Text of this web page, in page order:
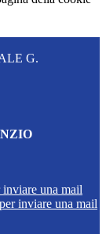
G.
una mail
inviare una mail